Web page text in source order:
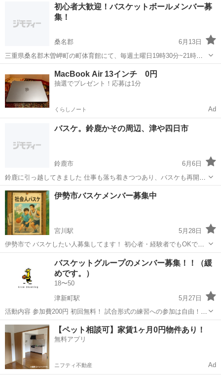
充填機に化粧品のボトル、 キャップ、 中栓を入れていく工程からはじ
め慣れてくればボトルへ液を...
初心者大歓迎！バスケットボールメンバー募
集！
桑名郡
6月13日
三重県桑名郡木曽岬町の町体育館にて、毎週土曜日19時30分~21時ま
で5x5,3x3のゲーム、シューティング等を行っております。 初心者多
数で、体を動かす程度で来れてわいわい楽しめる雰囲気です。 現在参
加者が学生~65歳...
バスケットボール シューティング
MacBook Air 13インチ 0円
抽選でプレゼント！応募は1分
くらしノート Ad
バスケ。鈴鹿かその周辺、津や四日市
鈴鹿市
6月6日
鈴鹿に引っ越してきました 仕事も落ち着きつつあり、バスケも再開し
ました あとは 金曜日・土曜日の仕事終わり、もしくは日曜日にバスケ
できるチームがあればさらに嬉しいです チームや集まりを御存知の方
はぜひ...
三重 鈴鹿市 バスケットボール
伊勢市バスケメンバー募集中
宮川駅
5月28日
伊勢市で バスケしたい人募集してます！ 初心者・経験者でもOKで
す。 最低限のマナーは守って下さい！ ガチガチではないので身体を動
かす目的でも大丈夫です！ 6月の日程ですが、 小俣総合体育館にて 8
日(月) 15日(月...
バスケットボール バスケ
バスケットグループのメンバー募集！！（緩
めです。）
18〜50
津新町駅
5月27日
活動内容 参加費200円 初回無料！ 試合形式の練習への参加は自由！ 2
コートあるので、疲れたら隣のコートでシューティングしてても大丈
夫です！ ・初心者 ・未経験者 ・ちょっとした運動がしたい ・ダイエ
ットがしたい ・見学...
三重 津市 津新町駅 バスケットボール
【ペット相談可】家賃1ヶ月0円物件あり！
無料アプリ
ニフティ不動産 Ad